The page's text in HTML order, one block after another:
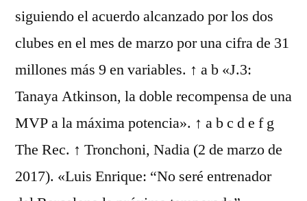
siguiendo el acuerdo alcanzado por los dos
clubes en el mes de marzo por una cifra de 31
millones más 9 en variables. ↑ a b «J.3:
Tanaya Atkinson, la doble recompensa de una
MVP a la máxima potencia». ↑ a b c d e f g
The Rec. ↑ Tronchoni, Nadia (2 de marzo de
2017). «Luis Enrique: “No seré entrenador